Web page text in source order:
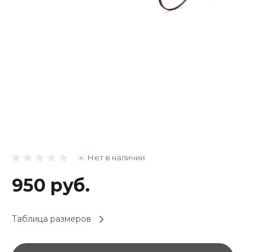
Нет в наличии
950 руб.
Таблица размеров